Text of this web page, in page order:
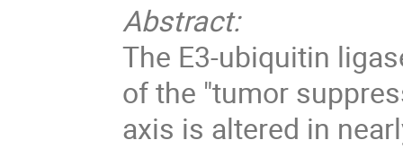
Abstract:
The E3-ubiquitin
of the "tumor
axis is altered in